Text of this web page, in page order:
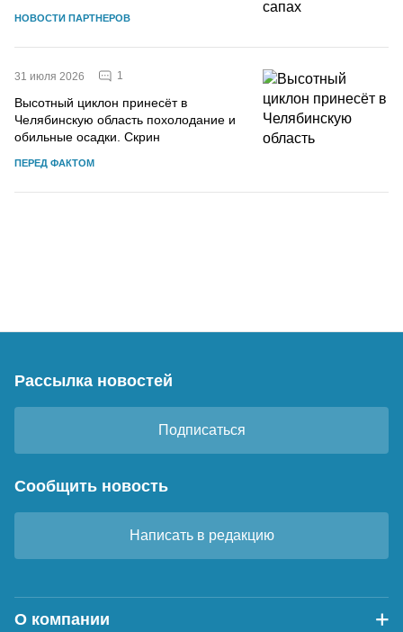
НОВОСТИ ПАРТНЕРОВ
31 июля 2026 1
Высотный циклон принесёт в
Челябинскую область похолодание и
обильные осадки. Скрин
ПЕРЕД ФАКТОМ
Рассылка новостей
Подписаться
Сообщить новость
Написать в редакцию
О компании